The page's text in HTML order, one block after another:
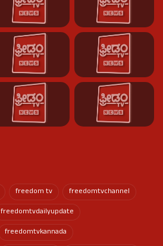
freedom tv
freedomtvchannel
freedomtvdailyupdate
freedomtvkannada